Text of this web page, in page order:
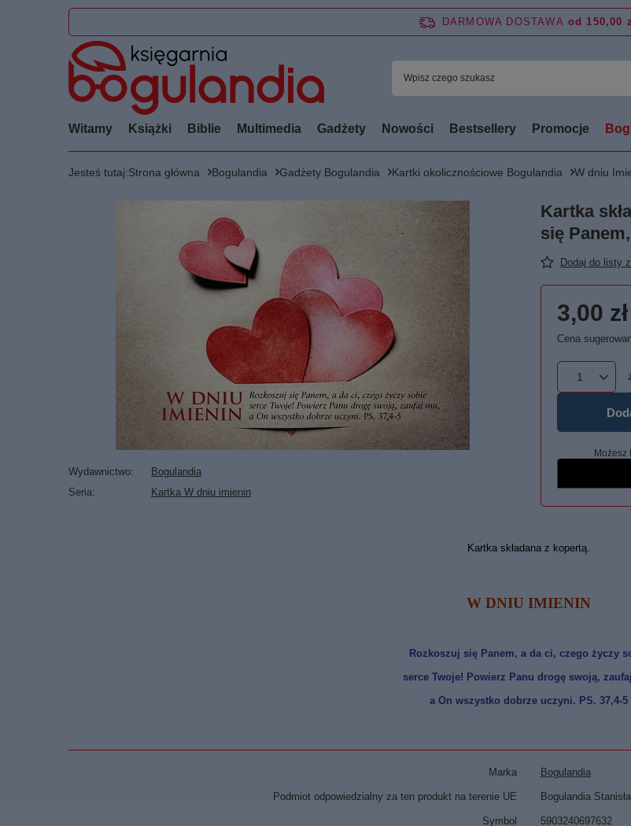
DARMOWA DOSTAWA od 150,00
Witamy Książki Biblie Multimedia Gadżety Nowości Bestsellery Promocje
Jesteś tutaj:Strona główna Bogulandia Gadżety Bogulandia Kartki okolicznościowe Bogulandia W dniu
Kartka
się
Dodaj do listy
3,00 zł
Cena
Możesz
Wydawnictwo
Bogulandia
Seria
Kartka W dniu imienin
Kartka składana z kopertą.
W DNIU IMIENIN
Rozkoszuj się Panem, a da ci, czego życzy
serce Twoje! Powierz Panu drogę swoją, z
a On wszystko dobrze uczyni. PS. 37,4-5
Marka Bogulandia
Podmiot odpowiedzialny za ten produkt na terenie UE Bogulandia
Symbol 5903240697632